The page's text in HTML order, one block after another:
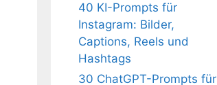
40 KI-Prompts für
Instagram: Bilder,
Captions, Reels und
Hashtags
30 ChatGPT-Prompts für